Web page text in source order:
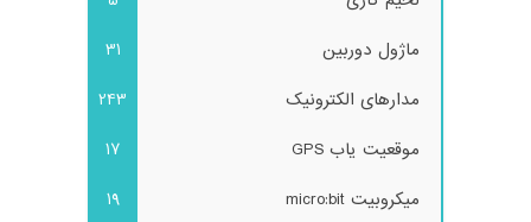
ماژول دوربین
31
مدارهای الکترونیک
243
موقعیت یاب GPS
17
میکروبیت micro:bit
19